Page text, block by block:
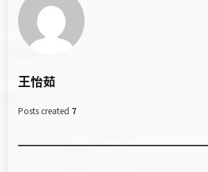
王怡茹
Posts created 7